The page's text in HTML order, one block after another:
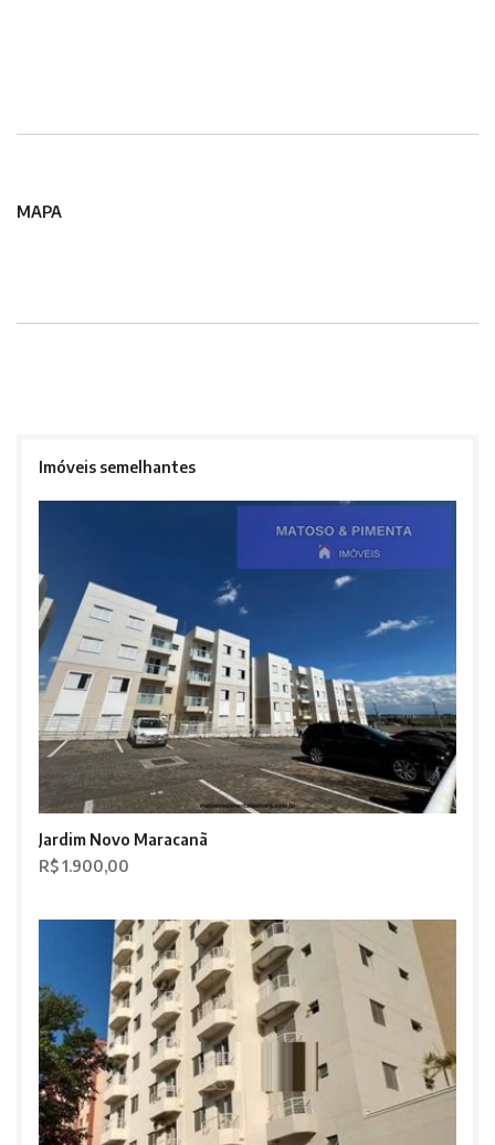
MAPA
Imóveis semelhantes
Jardim Novo Maracanã
R$ 1.900,00